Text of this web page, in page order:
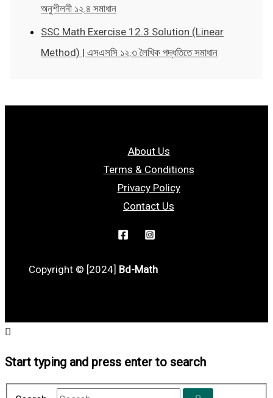
অনুশীলনী ১২.৪ সমাধান
SSC Math Exercise 12.3 Solution (Linear
Method) | এসএসসি ১২.৩ লৈখিক পদ্ধতিতে সমাধান
About Us
Terms & Conditions
Privacy Policy
Contact Us
Copyright © [2024] Bd-Math
Start typing and press enter to search